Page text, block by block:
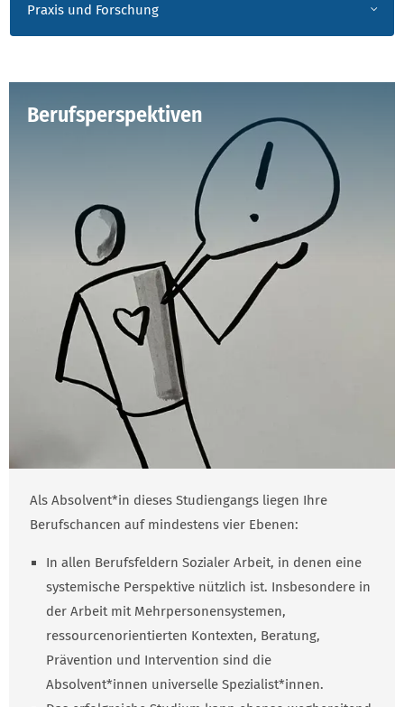
Praxis und Forschung
Berufsperspektiven
Als Absolvent*in dieses Studiengangs liegen Ihre
Berufschancen auf mindestens vier Ebenen:
In allen Berufsfeldern Sozialer Arbeit, in denen eine
systemische Perspektive nützlich ist. Insbesondere in
der Arbeit mit Mehrpersonensystemen,
ressourcenorientierten Kontexten, Beratung,
Prävention und Intervention sind die
Absolvent*innen universelle Spezialist*innen.